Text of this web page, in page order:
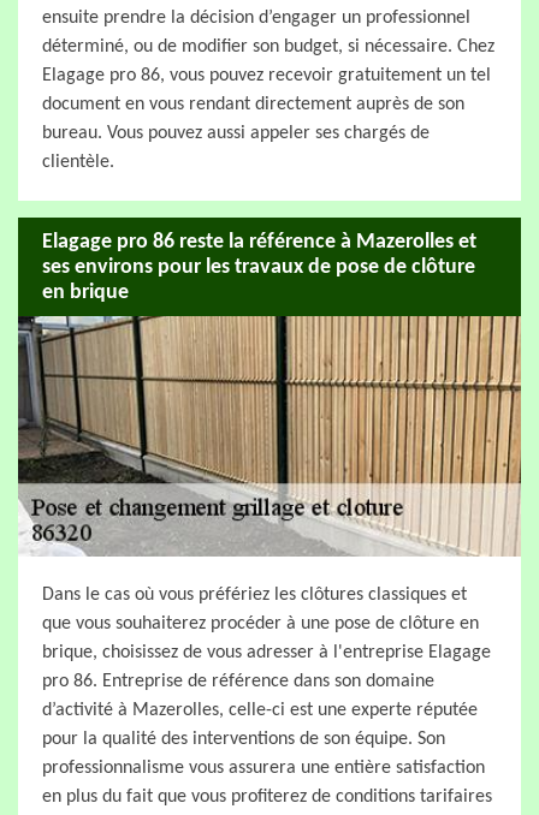
ensuite prendre la décision d’engager un professionnel
déterminé, ou de modifier son budget, si nécessaire. Chez
Elagage pro 86, vous pouvez recevoir gratuitement un tel
document en vous rendant directement auprès de son
bureau. Vous pouvez aussi appeler ses chargés de
clientèle.
Elagage pro 86 reste la référence à Mazerolles et
ses environs pour les travaux de pose de clôture
en brique
Dans le cas où vous préfériez les clôtures classiques et
que vous souhaiterez procéder à une pose de clôture en
brique, choisissez de vous adresser à l'entreprise Elagage
pro 86. Entreprise de référence dans son domaine
d’activité à Mazerolles, celle-ci est une experte réputée
pour la qualité des interventions de son équipe. Son
professionnalisme vous assurera une entière satisfaction
en plus du fait que vous profiterez de conditions tarifaires